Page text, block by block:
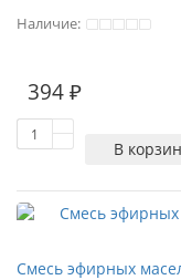
Наличие:
394 ₽
В
Смесь эфирных